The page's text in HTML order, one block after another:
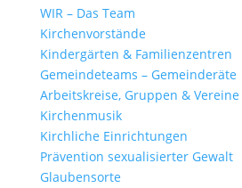
WIR – Das Team
Kirchen­vor­stände
Kinder­gärten & Familienzentren
Gemein­de­teams – Gemeinderäte
Arbeits­kreise, Gruppen & Vereine
Kirchen­musik
Kirch­liche Einrichtungen
Präven­tion sexua­li­sierter Gewalt
Glau­ben­s­orte